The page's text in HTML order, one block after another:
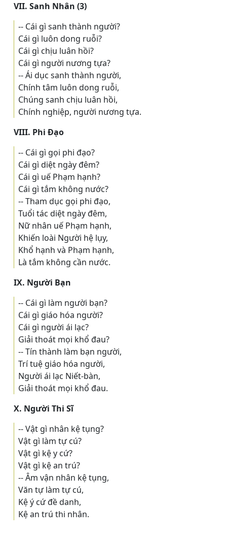
VII. Sanh Nhân (3)
-- Cái gì sanh thành người?
Cái gì luôn dong ruỗi?
Cái gì chịu luân hồi?
Cái gì người nương tựa?
-- Ái dục sanh thành người,
Chính tâm luôn dong ruỗi,
Chúng sanh chịu luân hồi,
Chính nghiệp, người nương tựa.
VIII. Phi Ðạo
-- Cái gì gọi phi đạo?
Cái gì diệt ngày đêm?
Cái gì uế Phạm hạnh?
Cái gì tắm không nước?
-- Tham dục gọi phi đạo,
Tuổi tác diệt ngày đêm,
Nữ nhân uế Phạm hạnh,
Khiến loài Người hệ lụy,
Khổ hạnh và Phạm hạnh,
Là tắm không cần nước.
IX. Người Bạn
-- Cái gì làm người bạn?
Cái gì giáo hóa người?
Cái gì người ái lạc?
Giải thoát mọi khổ đau?
-- Tín thành làm bạn người,
Trí tuệ giáo hóa người,
Người ái lạc Niết-bàn,
Giải thoát mọi khổ đau.
X. Người Thi Sĩ
-- Vật gì nhân kệ tụng?
Vật gì làm tự cú?
Vật gì kệ y cứ?
Vật gì kệ an trú?
-- Âm vận nhân kệ tụng,
Văn tự làm tự cú,
Kệ ý cứ đề danh,
Kệ an trú thi nhân.